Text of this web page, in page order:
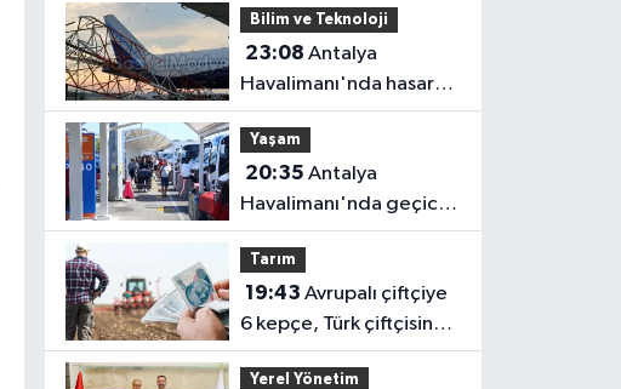
Bilim ve Teknoloji
23:08
Havalimanı'nda hasar
gören radar direği
yeniden hizmette
Yaşam
20:35
Havalimanı'nda geçici
trafik düzenlemesi
uygulanacak! Yolculara
uyarı
Tarım
19:43
6 kepçe, Türk çiftçisine 1
kaşık!
Yerel Yönetim